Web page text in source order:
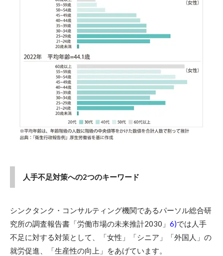
人手不足対策への2つのキーワード
シンクタンク・コンサルティング機関であるパーソル総合研
究所の調査報告書「労働市場の未来推計2030」 6)では人手
不足に対する対策として、「女性」「シニア」「外国人」の
就労促進、「生産性の向上」をあげています。